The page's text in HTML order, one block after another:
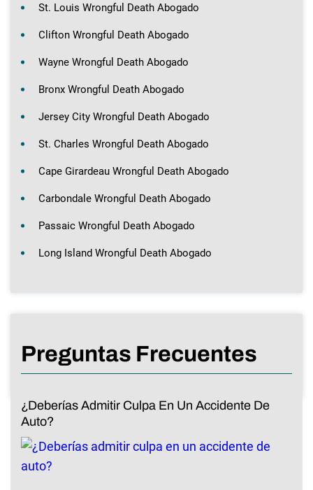
St. Louis Wrongful Death Abogado
Clifton Wrongful Death Abogado
Wayne Wrongful Death Abogado
Bronx Wrongful Death Abogado
Jersey City Wrongful Death Abogado
St. Charles Wrongful Death Abogado
Cape Girardeau Wrongful Death Abogado
Carbondale Wrongful Death Abogado
Passaic Wrongful Death Abogado
Long Island Wrongful Death Abogado
Preguntas Frecuentes
¿Deberías Admitir Culpa En Un Accidente De
Auto?